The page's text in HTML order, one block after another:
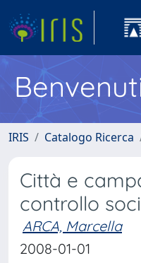
IRIS Catalogo Ricerca
Città e
controllo
ARCA, Marcella
2008-01-01